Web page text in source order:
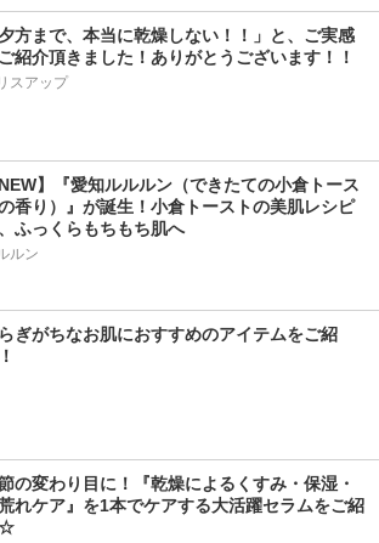
夕方まで、本当に乾燥しない！！」と、ご実感
紹介頂きました！ありがとうございます！！
スアップ
NEW】『愛知ルルルン（できたての小倉トース
の香り）』が誕生！小倉トーストの美肌レシピ
ふっくらもちもち肌へ
ルン
ぎがちなお肌におすすめのアイテムをご紹
の変わり目に！『乾燥によるくすみ・保湿・
れケア』を1本でケアする大活躍セラムをご紹